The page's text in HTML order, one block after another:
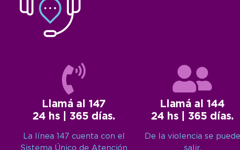
Llamá al 147
24 hs | 365 días.
La línea 147 cuenta con el
Sistema Único de Atención
Llamá al 144
24 hs | 365 días.
De la violencia se puede
salir.